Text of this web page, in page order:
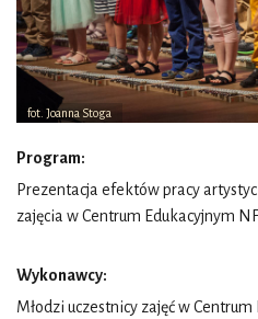
fot. Joanna Stoga
Program:
Prezentacja efektów pracy
zajęcia w Centrum Edukacyjnym
Wykonawcy:
Młodzi uczestnicy zajęć w